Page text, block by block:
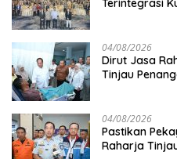
Terintegrasi
04/08/2026
Dirut Jasa
Tinjau
04/08/2026
Pastikan
Raharja